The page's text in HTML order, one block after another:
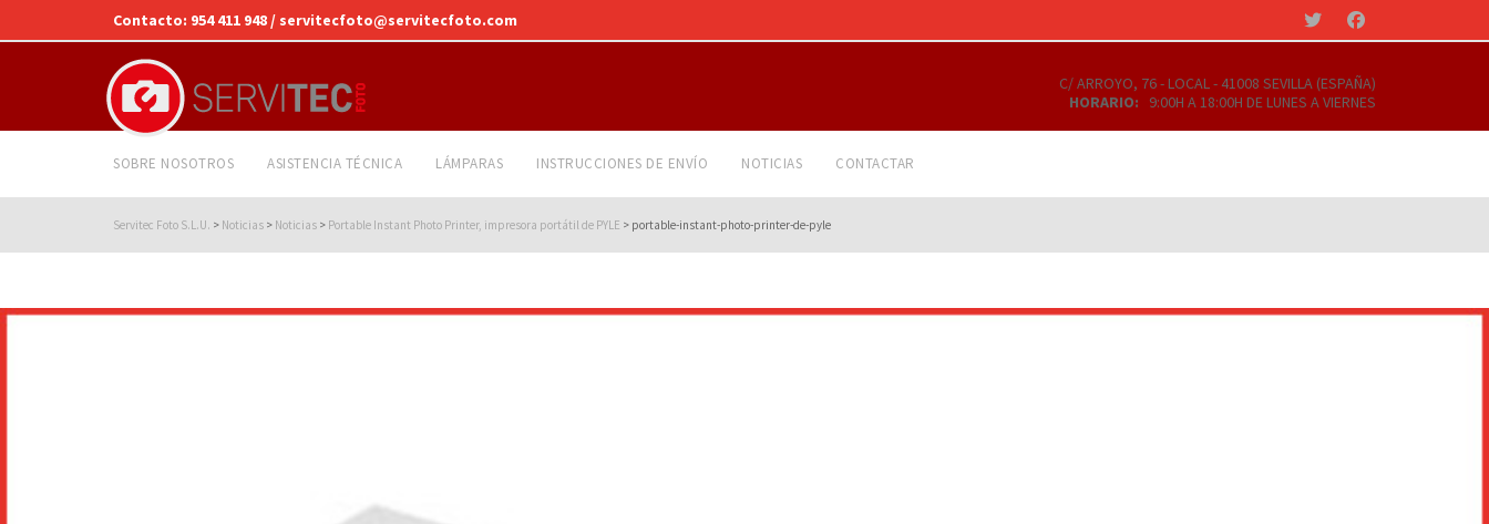
Contacto: 954 411 948 / servitecfoto@servitecfoto.com
C/ ARROYO, 76 - LOCAL - 41008 SEVILLA (ESPAÑA)
HORARIO:
9:00H A 18:00H DE LUNES A VIERNES
SOBRE NOSOTROS ASISTENCIA TÉCNICA LÁMPARAS INSTRUCCIONES DE ENVÍO NOTICIAS CONTACTAR
Servitec Foto S.L.U. > Noticias > Noticias > Portable Instant Photo Printer, impresora portátil de PYLE > portable-instant-photo-printer-de-pyle